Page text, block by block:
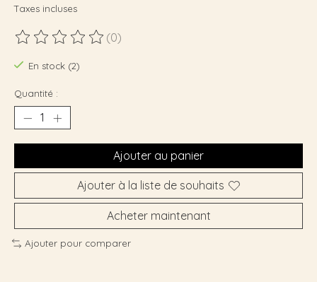
Taxes incluses
Ce produit est évalué à
(0)
En stock (2)
Quantité :
Ajouter au panier
Ajouter à la liste de souhaits
Acheter maintenant
Ajouter pour comparer